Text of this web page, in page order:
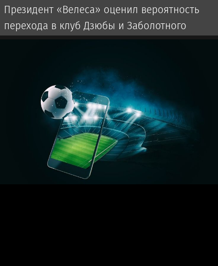
Президент «Велеса» оценил вероятность
перехода в клуб Дзюбы и Заболотного